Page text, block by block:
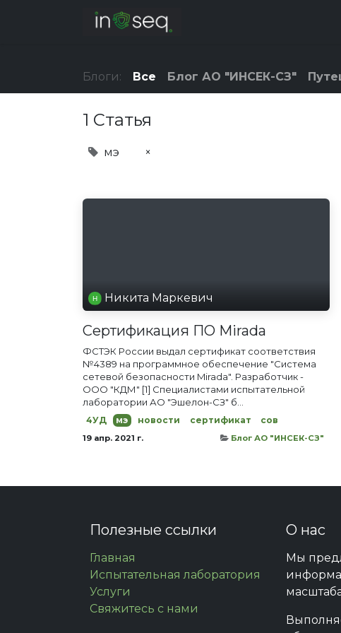
Блоги: Все Блог АО "ИНСЕК-СЗ"
1 Статья
мэ ×
Никита Маркевич
Сертификация ПО Mirada
ФСТЭК России выдал сертификат соответствия
№4389 на программное обеспечение "Система
сетевой безопасности Mirada". Разработчик -
ООО "КДМ" [1] Специалистами испытательной
лаборатории АО "Эшелон-СЗ" б...
4УД мэ новости сертификат сов
19 апр. 2021 г. Блог АО "ИНСЕК-СЗ"
Полезные ссылки
Главная
Испытательная лаборатория
Услуги
Свяжитесь с нами
О нас
Мы